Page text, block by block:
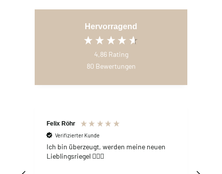
Hervorragend
4,86 Rating
80 Bewertungen
Felix Röhr
Verifizierter Kunde
Ich bin überzeugt, werden meine neuen
Lieblingsriegel 👍🏻😊